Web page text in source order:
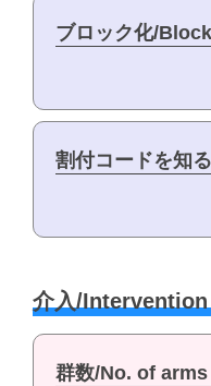
ブロック化/
割付コードを知
介入/Intervention
群数/No. of arms